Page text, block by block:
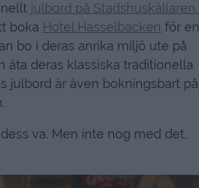
julbord på Stadshuskällaren.
boka Hotel Hasselbacken för en
bo i deras anrika miljö ute på
äta deras klassiska traditionella
julbord är även bokningsbart på
va. Men inte nog med det,